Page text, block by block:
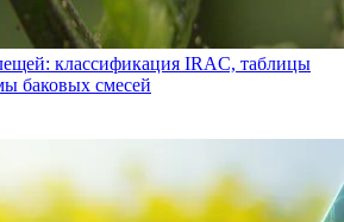
классификация IRAC, таблицы
баковых смесей